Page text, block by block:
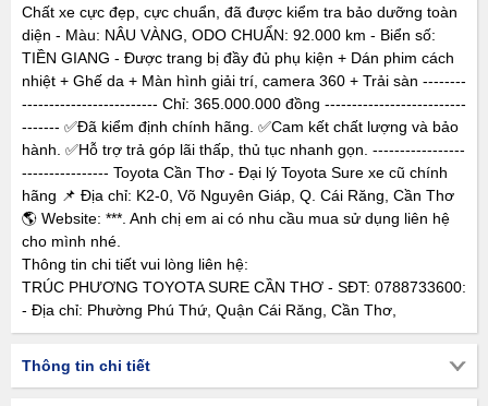
Chất xe cực đẹp, cực chuẩn, đã được kiểm tra bảo dưỡng toàn
diện - Màu: NÂU VÀNG, ODO CHUẨN: 92.000 km - Biển số:
TIỀN GIANG - Được trang bị đầy đủ phụ kiện + Dán phim cách
nhiệt + Ghế da + Màn hình giải trí, camera 360 + Trải sàn --------
------------------------- Chỉ: 365.000.000 đồng --------------------------
------- ✅Đã kiểm định chính hãng. ✅Cam kết chất lượng và bảo
hành. ✅Hỗ trợ trả góp lãi thấp, thủ tục nhanh gọn. -----------------
---------------- Toyota Cần Thơ - Đại lý Toyota Sure xe cũ chính
hãng 📌 Địa chỉ: K2-0, Võ Nguyên Giáp, Q. Cái Răng, Cần Thơ
🌎 Website: ***. Anh chị em ai có nhu cầu mua sử dụng liên hệ
cho mình nhé.
Thông tin chi tiết vui lòng liên hệ:
TRÚC PHƯƠNG TOYOTA SURE CẦN THƠ - SĐT: 0788733600:
- Địa chỉ: Phường Phú Thứ, Quận Cái Răng, Cần Thơ,
Thông tin chi tiết